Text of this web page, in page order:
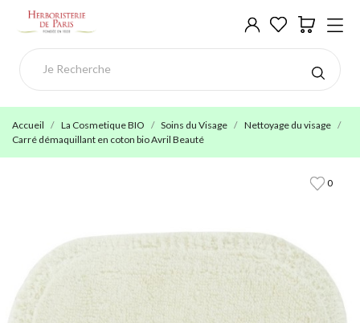
Accueil La Cosmetique BIO Soins du Visage
Nettoyage du visage
Carré démaquillant en coton bio Avril Beauté
0